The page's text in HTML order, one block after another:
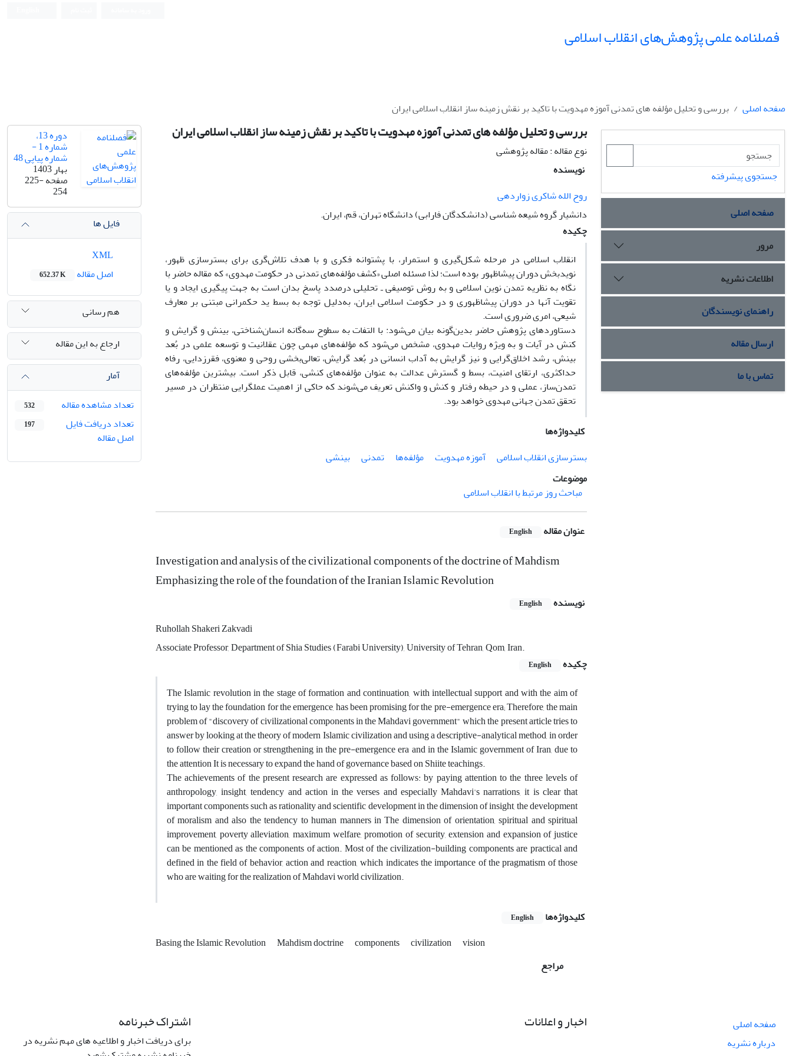
فصلنامه علمی پژوهش‌های انقلاب اسلامی
صفحه اصلی بررسی و تحلیل مؤلفه های تمدنی آموزه مهدویت با تاکید بر نقش زمینه ساز انقلاب اسلامی ایران
بررسی و تحلیل مؤلفه های تمدنی آموزه مهدویت با تاکید بر نقش زمینه ساز انقلاب اسلامی ایران
نوع مقاله : مقاله پژوهشی
نویسنده
روح الله شاکری زواردهی
دانشیار گروه شیعه شناسی (دانشکدگان فارابی) دانشگاه تهران، قم، ایران.
چکیده
انقلاب اسلامی در مرحله شکل‌گیری و استمرار، با پشتوانه فکری و با هدف تلاش‌گری برای بسترسازی ظهور،
نویدبخش دوران پیشاظهور بوده است؛ لذا مسئله اصلی «کشف مؤلفه‌های تمدنی در حکومت مهدوی» که مقاله حاضر با
نگاه به نظریه تمدن نوین اسلامی و به روش توصیفی ـ تحلیلی درصدد پاسخ بدان است به جهت پیگیری ایجاد و یا
تقویت آنها در دوران پیشاظهوری و در حکومت اسلامی ایران، به‌دلیل توجه به بسط ید حکمرانی مبتنی بر معارف
شیعی، امری ضروری است.
دستاوردهای پژوهش حاضر بدین‌گونه بیان می‌شود: با التفات به سطوح سه‌گانه انسان‌شناختی، بینش و گرایش و
کنش در آیات و به ویژه روایات مهدوی، مشخص می‌شود که مؤلفه‌های مهمی چون عقلانیت و توسعه علمی در بُعد
بینش، رشد اخلاق‌گرایی و نیز گرایش به آداب انسانی در بُعد گرایش، تعالی‌بخشی روحی و معنوی، فقرزدایی، رفاه
حداکثری، ارتقای امنیت، بسط و گسترش عدالت به عنوان مؤلفه‌های کنشی، قابل ذکر است. بیشترین مؤلفه‌های
تمدن‌ساز، عملی و در حیطه رفتار و کنش و واکنش تعریف می‌شوند که حاکی از اهمیت عملگرایی منتظران در مسیر
تحقق تمدن جهانی مهدوی خواهد بود.
کلیدواژه‌ها
بستر‌سازی انقلاب اسلامی
آموزه مهدویت مؤلفه‌ها تمدنی
بینشی
موضوعات
مباحث روز مرتبط با انقلاب اسلامی
عنوان مقاله English
Investigation and analysis of the civilizational components of the doctrine of Mahdism
Emphasizing the role of the foundation of the Iranian Islamic Revolution
نویسنده English
Ruhollah Shakeri Zakvadi
Associate Professor, Department of Shia Studies (Farabi University), University of Tehran, Qom, Iran.
چکیده
English
The Islamic revolution in the stage of formation and continuation, with intellectual support and with the aim of
trying to lay the foundation for the emergence, has been promising for the pre-emergence era; Therefore, the main
problem of "discovery of civilizational components in the Mahdavi government" which the present article tries to
answer by looking at the theory of modern Islamic civilization and using a descriptive-analytical method, in order
to follow their creation or strengthening in the pre-emergence era and in the Islamic government of Iran, due to
the attention It is necessary to expand the hand of governance based on Shiite teachings.
The achievements of the present research are expressed as follows: by paying attention to the three levels of
anthropology, insight, tendency and action in the verses and especially Mahdavi's narrations, it is clear that
important components such as rationality and scientific development in the dimension of insight, the development
of moralism and also the tendency to human manners in The dimension of orientation, spiritual and spiritual
improvement, poverty alleviation, maximum welfare, promotion of security, extension and expansion of justice
can be mentioned as the components of action. Most of the civilization-building components are practical and
defined in the field of behavior, action and reaction, which indicates the importance of the pragmatism of those
who are waiting for the realization of Mahdavi world civilization.
کلیدواژه‌ها English
Basing the Islamic Revolution Mahdism doctrine components civilization
vision
مراجع
دوره 13،
شماره 1 -
شماره پیاپی 48
بهار 1403
صفحه225-
254
فایل ها
اصل مقاله
652.37 K
هم رسانی
ارجاع به این مقاله
آمار
تعداد مشاهده مقاله
532
تعداد دریافت فایل
اصل مقاله
197
جستجوی پیشرفته
صفحه اصلی
مرور
اطلاعات نشریه
راهنمای نویسندگان
ارسال مقاله
تماس با ما
صفحه اصلی
درباره نشریه
اخبار و اعلانات اشتراک خبرنامه
برای دریافت اخبار و اطلاعیه های مهم نشریه در